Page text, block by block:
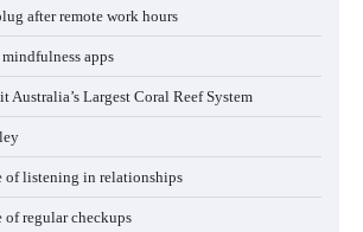
after remote work hours
apps
Australia’s Largest Coral Reef System
of listening in relationships
of regular checkups